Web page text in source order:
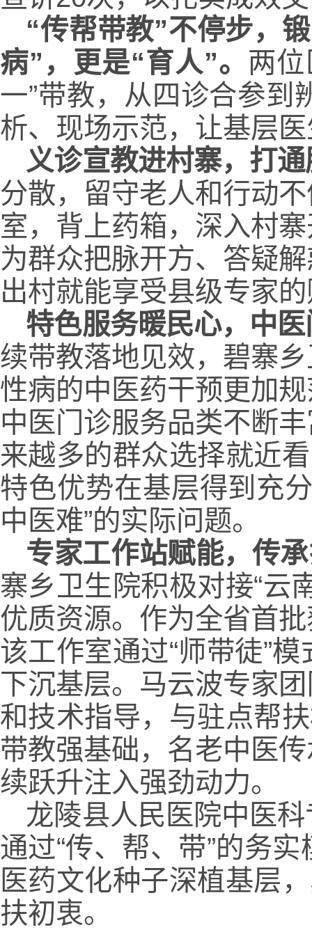
“传帮带教”不停步，
病”，更是“育人”。 两
一”带教，从四诊合参
析、现场示范，让基层
义诊宣教进村寨，打
分散，留守老人和行动
室，背上药箱，深入村
为群众把脉开方、答疑
出村就能享受县级专家
特色服务暖民心，中
续带教落地见效，碧寨
性病的中医药干预更加
中医门诊服务品类不断
来越多的群众选择就近
特色优势在基层得到充
中医难”的实际问题。
专家工作站赋能，传
寨乡卫生院积极对接“云
优质资源。作为全省首
该工作室通过“师带徒”
下沉基层。马云波专家
和技术指导，与驻点帮
带教强基础，名老中医
续跃升注入强劲动力。
龙陵县人民医院中医
通过“传、帮、带”的务
医药文化种子深植基层
扶初衷。